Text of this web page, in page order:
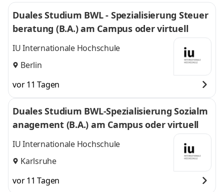
Duales Studium BWL - Spezialisierung Steuer
beratung (B.A.) am Campus oder virtuell
IU Internationale Hochschule
Berlin
vor 11 Tagen
Duales Studium BWL-Spezialisierung Sozialm
anagement (B.A.) am Campus oder virtuell
IU Internationale Hochschule
Karlsruhe
vor 11 Tagen